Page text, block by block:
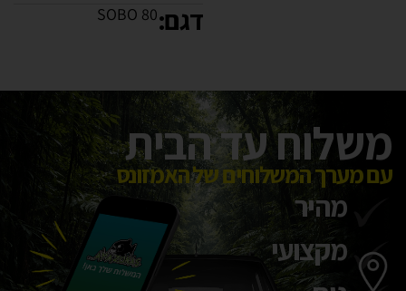
דגם:SOBO 80
משלוח עד הבית
עם מערך המשלוחים של האמזונס
מהיר
מקצועי